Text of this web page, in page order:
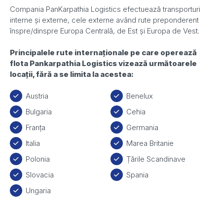
Compania PanKarpathia Logistics efectuează transporturi
interne și externe, cele externe având rute preponderent
înspre/dinspre Europa Centrală, de Est și Europa de Vest.
Principalele rute internaționale pe care operează
flota Pankarpathia Logistics vizează următoarele
locații, fără a se limita la acestea:
Austria
Benelux
Bulgaria
Cehia
Franța
Germania
Italia
Marea Britanie
Polonia
Țările Scandinave
Slovacia
Spania
Ungaria